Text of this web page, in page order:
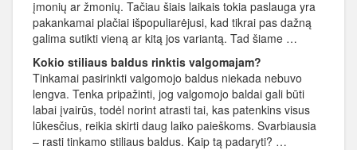
įmonių ar žmonių. Tačiau šiais laikais tokia paslauga yra
pakankamai plačiai išpopuliarėjusi, kad tikrai pas dažną
galima sutikti vieną ar kitą jos variantą. Tad šiame …
Kokio stiliaus baldus rinktis valgomajam?
Tinkamai pasirinkti valgomojo baldus niekada nebuvo
lengva. Tenka pripažinti, jog valgomojo baldai gali būti
labai įvairūs, todėl norint atrasti tai, kas patenkins visus
lūkesčius, reikia skirti daug laiko paieškoms. Svarbiausia
– rasti tinkamo stiliaus baldus. Kaip tą padaryti? …